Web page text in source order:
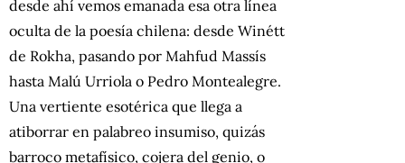
desde ahí vemos emanada esa otra línea
oculta de la poesía chilena: desde Winétt
de Rokha, pasando por Mahfud Massís
hasta Malú Urriola o Pedro Montealegre.
Una vertiente esotérica que llega a
atiborrar en palabreo insumiso, quizás
barroco metafísico, cojera del genio, o